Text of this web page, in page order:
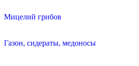
Мицелий грибов
Газон, сидераты, медоносы